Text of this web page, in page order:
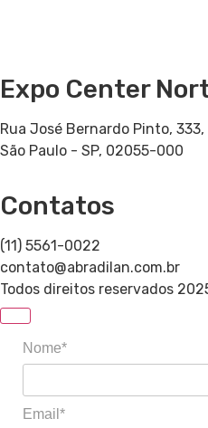
Expo Center
Rua José Bernardo Pinto,
São Paulo - SP, 02055-000
Contatos
(11) 5561-0022
contato@abradilan.com.br
Todos direitos reservados
Nome*
Email*